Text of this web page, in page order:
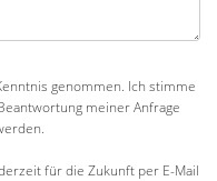
genommen. Ich stimme
meiner Anfrage
für die Zukunft per E-Mail